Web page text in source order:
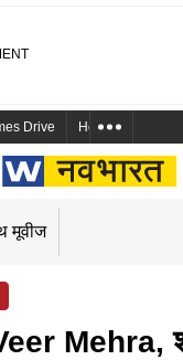
Drive Health and Me
मूवीज
Mehra,